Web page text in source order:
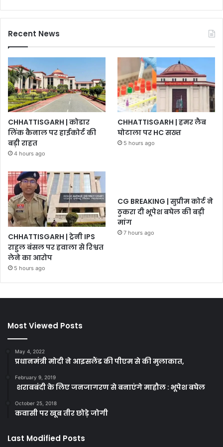
Recent News
CHHATTISGARH | कोडार
लिंक कैनाल पर हाईकोर्ट की
बड़ी राहत
4 hours ago
CHHATTISGARH | हमर लैब
घोटाला पर HC सख्त
5 hours ago
CHHATTISGARH | ट्रेनी IPS
राहुल बंसल पर हवाला से रिश्वत
लेने का आरोप
5 hours ago
CG BREAKING | सुप्रीम कोर्ट ने
ठुकरा दी भूपेश बघेल की बड़ी
मांग
7 hours ago
Most Viewed Posts
May 4, 2022
प्रधानमंत्री मोदी ने आइसलैंड की पीएम से की मुलाकात,
February 9, 2019
शराबबंदी के लिए जनजागरण से बनाएंगे माहौल : भूपेश बघेल
October 25, 2018
कवासी पर खूब तीर छोड़े जोगी
Last Modified Posts